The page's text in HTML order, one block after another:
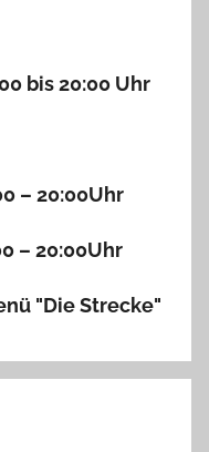
bis 20:00 Uhr
– 20:00Uhr
– 20:00Uhr
"Die Strecke"